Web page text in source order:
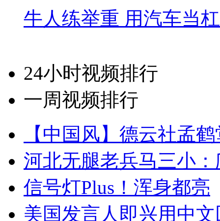
牛人练举重 用汽车当
24小时视频排行
一周视频排行
【中国风】德云社孟
河北无腿老兵马三小
信号灯Plus！浑身都亮
美国发言人即兴用中